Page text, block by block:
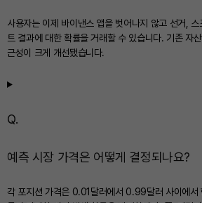
사용자는 이제 바이낸스 앱을 벗어나지 않고 선거,
트 결과에 대한 확률을 거래할 수 있습니다. 기존 자
근성이 크게 개선됐습니다.
Q.
예측 시장 가격은 어떻게 결정되나요?
각 포지션 가격은 0.01달러에서 0.99달러 사이에서